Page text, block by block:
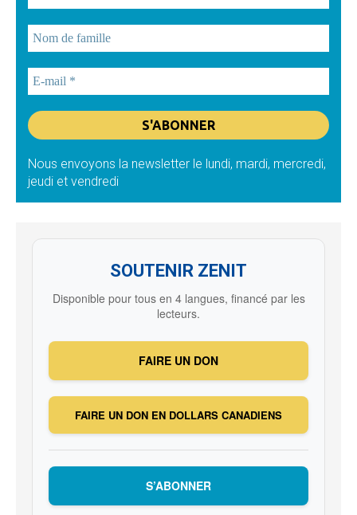
Nous envoyons la newsletter le lundi, mardi, mercredi,
jeudi et vendredi
SOUTENIR ZENIT
Disponible pour tous en 4 langues, financé par les
lecteurs.
FAIRE UN DON
FAIRE UN DON EN DOLLARS CANADIENS
S’ABONNER